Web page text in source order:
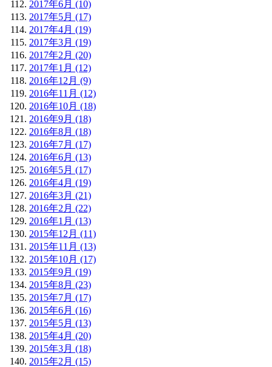
2017年6月 (10)
2017年5月 (17)
2017年4月 (19)
2017年3月 (19)
2017年2月 (20)
2017年1月 (12)
2016年12月 (9)
2016年11月 (12)
2016年10月 (18)
2016年9月 (18)
2016年8月 (18)
2016年7月 (17)
2016年6月 (13)
2016年5月 (17)
2016年4月 (19)
2016年3月 (21)
2016年2月 (22)
2016年1月 (13)
2015年12月 (11)
2015年11月 (13)
2015年10月 (17)
2015年9月 (19)
2015年8月 (23)
2015年7月 (17)
2015年6月 (16)
2015年5月 (13)
2015年4月 (20)
2015年3月 (18)
2015年2月 (15)